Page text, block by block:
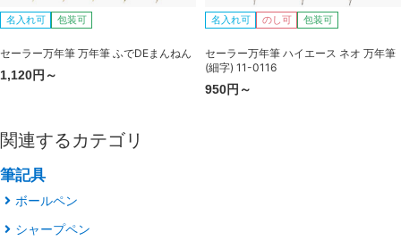
名入れ可 包装可
セーラー万年筆 万年筆 ふでDEまんねん
1,120円～
名入れ可 のし可 包装可
セーラー万年筆 ハイエース ネオ 万年筆
(細字) 11-0116
950円～
関連するカテゴリ
筆記具
ボールペン
シャープペン